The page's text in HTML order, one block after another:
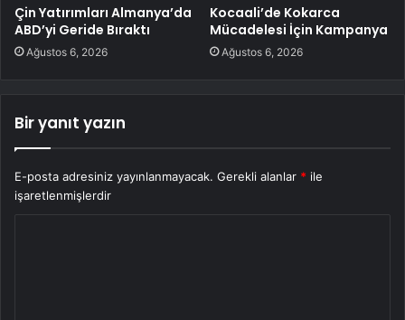
Çin Yatırımları Almanya’da
ABD’yi Geride Bıraktı
Ağustos 6, 2026
Kocaali’de Kokarca
Mücadelesi İçin Kampanya
Ağustos 6, 2026
Bir yanıt yazın
E-posta adresiniz yayınlanmayacak. Gerekli alanlar * ile
işaretlenmişlerdir